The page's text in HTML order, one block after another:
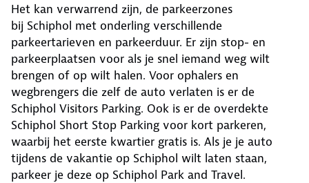
Het kan verwarrend zijn, de parkeerzones
bij Schiphol met onderling verschillende
parkeertarieven en parkeerduur. Er zijn stop- en
parkeerplaatsen voor als je snel iemand weg wilt
brengen of op wilt halen. Voor ophalers en
wegbrengers die zelf de auto verlaten is er de
Schiphol Visitors Parking. Ook is er de overdekte
Schiphol Short Stop Parking voor kort parkeren,
waarbij het eerste kwartier gratis is. Als je je auto
tijdens de vakantie op Schiphol wilt laten staan,
parkeer je deze op Schiphol Park and Travel.